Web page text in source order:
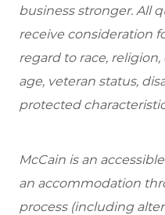
business stronger. All
receive consideration
regard to race,
age, veteran status,
protected
McCain is an
an accommodation
process (including